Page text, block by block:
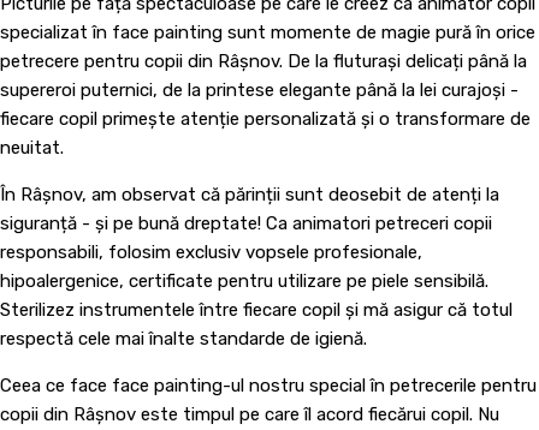
specializat în face painting sunt momente de magie pură în orice
petrecere pentru copii din Râșnov. De la fluturași delicați până la
supereroi puternici, de la printese elegante până la lei curajoși -
fiecare copil primește atenție personalizată și o transformare de
neuitat.
În Râșnov, am observat că părinții sunt deosebit de atenți la
siguranță - și pe bună dreptate! Ca animatori petreceri copii
responsabili, folosim exclusiv vopsele profesionale,
hipoalergenice, certificate pentru utilizare pe piele sensibilă.
Sterilizez instrumentele între fiecare copil și mă asigur că totul
respectă cele mai înalte standarde de igienă.
Ceea ce face face painting-ul nostru special în petrecerile pentru
copii din Râșnov este timpul pe care îl acord fiecărui copil. Nu